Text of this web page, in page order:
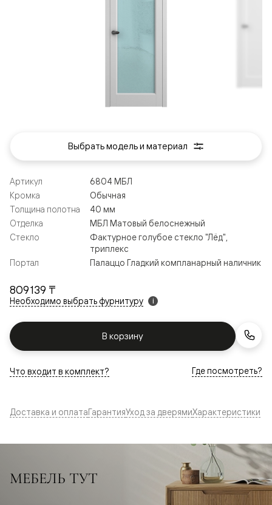
809 139 ₸
Необходимо выбрать фурнитуру i
В корзину
Артикул
6804 МБЛ
Кромка
Обычная
Толщина полотна
40 мм
Отделка
МБЛ Матовый белоснежный
Стекло
Фактурное голубое стекло "Лёд",
триплекс
Портал
Палаццо Гладкий компланарный наличник
Что входит в комплект? Где посмотреть?
Выбрать модель и материал
Доставка и оплатаГарантияУход за дверямиХарактеристики
МЕБЕЛЬ ТУТ